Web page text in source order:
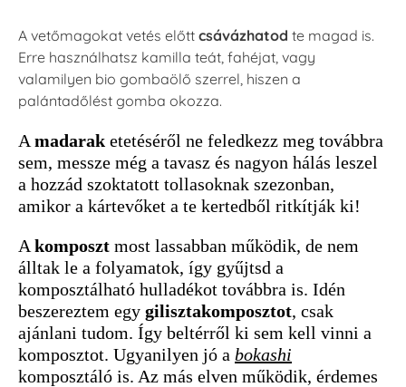
A vetőmagokat vetés előtt csávázhatod te magad is.
Erre használhatsz kamilla teát, fahéjat, vagy
valamilyen bio gombaölő szerrel, hiszen a
palántadőlést gomba okozza.
A madarak etetéséről ne feledkezz meg továbbra
sem, messze még a tavasz és nagyon hálás leszel
a hozzád szoktatott tollasoknak szezonban,
amikor a kártevőket a te kertedből ritkítják ki!
A komposzt most lassabban működik, de nem
álltak le a folyamatok, így gyűjtsd a
komposztálható hulladékot továbbra is. Idén
beszereztem egy gilisztakomposztot, csak
ajánlani tudom. Így beltérről ki sem kell vinni a
komposztot. Ugyanilyen jó a bokashi
komposztáló is. Az más elven működik, érdemes